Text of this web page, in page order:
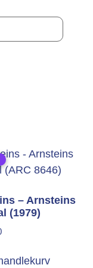
– Arnsteins
(1979)